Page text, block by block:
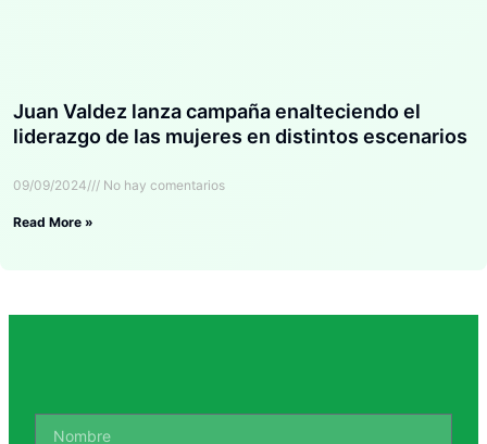
Juan Valdez lanza campaña enalteciendo el
liderazgo de las mujeres en distintos escenarios
09/09/2024 No hay comentarios
Read More »